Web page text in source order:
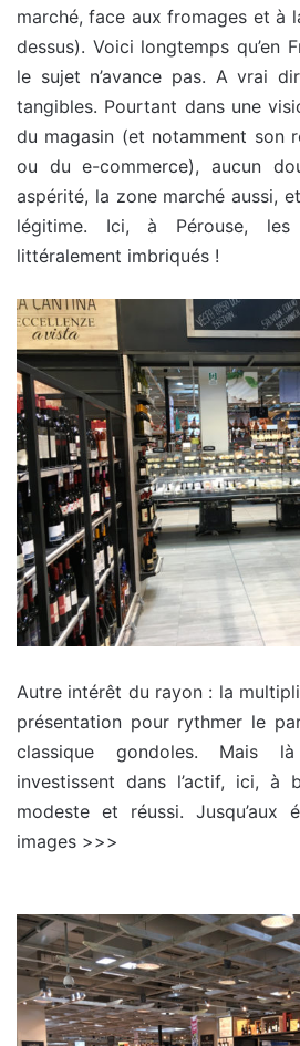
marché, face aux fromages et à
dessus). Voici longtemps qu’en
le sujet n’avance pas. A vrai
tangibles. Pourtant dans une
du magasin (et notamment son
ou du e-commerce), aucun
aspérité, la zone marché aussi,
légitime. Ici, à Pérouse,
littéralement imbriqués !
Autre intérêt du rayon : la
présentation pour rythmer le
classique gondoles. Mais
investissent dans l’actif, ici, à
modeste et réussi. Jusqu’aux
images >>>